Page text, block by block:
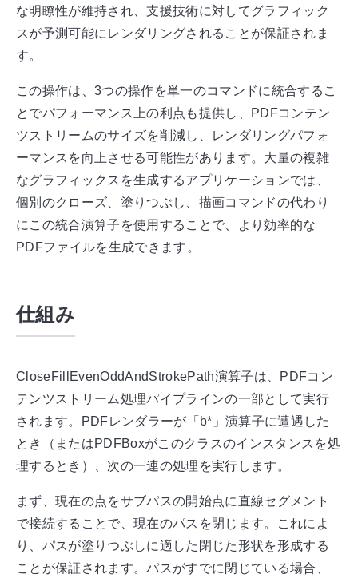
な明瞭性が維持され、支援技術に対してグラフィック
スが予測可能にレンダリングされることが保証されま
す。
この操作は、3つの操作を単一のコマンドに統合するこ
とでパフォーマンス上の利点も提供し、PDFコンテン
ツストリームのサイズを削減し、レンダリングパフォ
ーマンスを向上させる可能性があります。大量の複雑
なグラフィックスを生成するアプリケーションでは、
個別のクローズ、塗りつぶし、描画コマンドの代わり
にこの統合演算子を使用することで、より効率的な
PDFファイルを生成できます。
仕組み
CloseFillEvenOddAndStrokePath演算子は、PDFコン
テンツストリーム処理パイプラインの一部として実行
されます。PDFレンダラーが「b*」演算子に遭遇した
とき（またはPDFBoxがこのクラスのインスタンスを処
理するとき）、次の一連の処理を実行します。
まず、現在の点をサブパスの開始点に直線セグメント
で接続することで、現在のパスを閉じます。これによ
り、パスが塗りつぶしに適した閉じた形状を形成する
ことが保証されます。パスがすでに閉じている場合、